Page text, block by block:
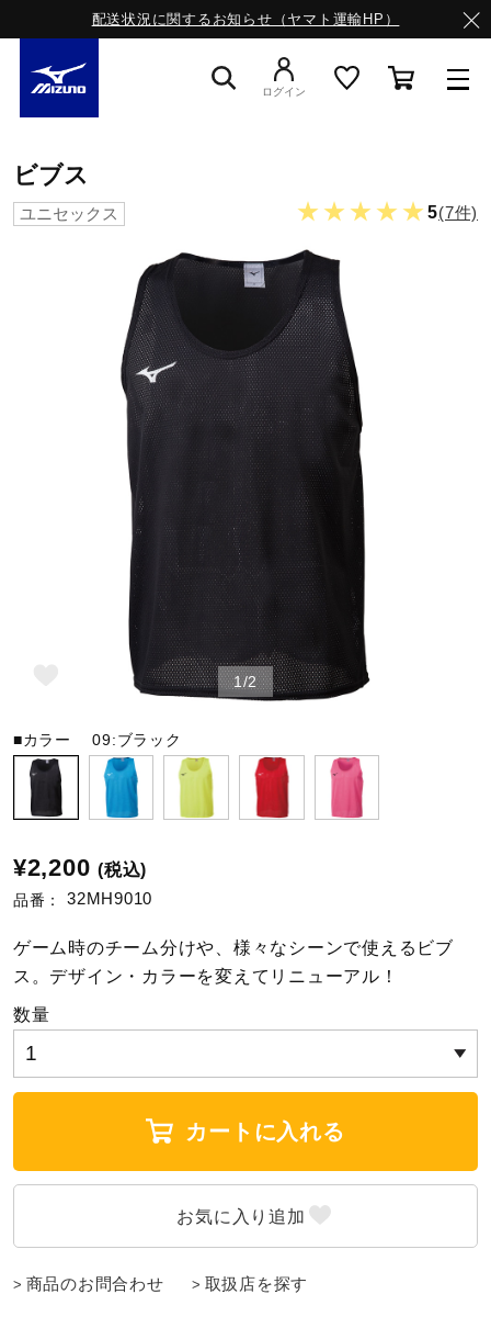
配送状況に関するお知らせ（ヤマト運輸HP）
ランニング
サッカー／フットサル
トレーニング
ゴルフ
バレーボール
テニス／ソフトテニス
バドミントン
陸上競技
柔道
ログイン
ビブス
ユニセックス ★★★★★5(7件)
1/2
■カラー09:ブラック
¥2,200 (税込)
品番： 32MH9010
ゲーム時のチーム分けや、様々なシーンで使えるビブ
ス。デザイン・カラーを変えてリニューアル！
数量
カートに入れる
商品のお問合わせ 取扱店を探す